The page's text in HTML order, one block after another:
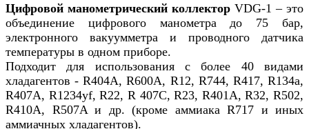
Цифровой манометрический коллектор VDG-1 – это
объединение цифрового манометра до 75 бар,
электронного вакуумметра и проводного датчика
температуры в одном приборе.
Подходит для использования с более 40 видами
хладагентов - R404A, R600A, R12, R744, R417, R134a,
R407A, R1234yf, R22, R 407C, R23, R401A, R32, R502,
R410A, R507A и др. (кроме аммиака R717 и иных
аммиачных хладагентов).